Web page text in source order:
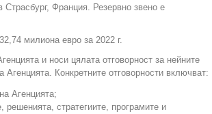
Страсбург, Франция. Резервно звено е
милиона евро за 2022 г.
и носи цялата отговорност за нейните
Агенцията. Конкретните отговорности включват:
Агенцията;
решенията, стратегиите, програмите и